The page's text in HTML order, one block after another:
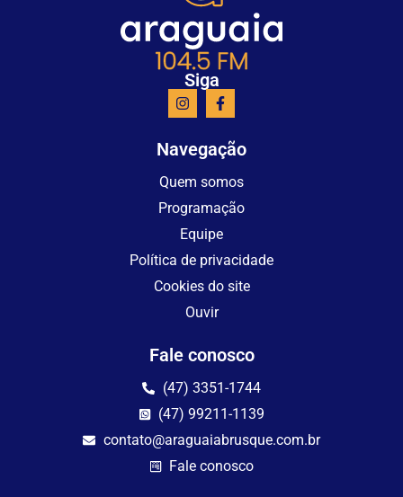
Siga
Navegação
Quem somos
Programação
Equipe
Política de privacidade
Cookies do site
Ouvir
Fale conosco
(47) 3351-1744
(47) 99211-1139
contato@araguaiabrusque.com.br
Fale conosco